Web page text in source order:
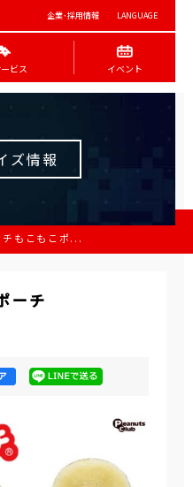
企業･採用情報 LANGUAGE
ビス イベント
ズ情報
チもこもこポ...
ーチ